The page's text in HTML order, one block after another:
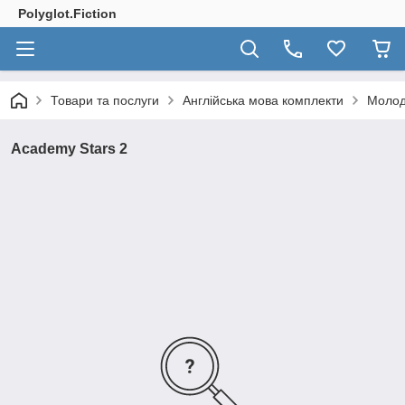
Polyglot.Fiction
Товари та послуги Англійська мова комплекти
Academy Stars 2